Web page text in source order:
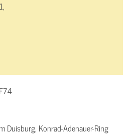
Duisburg, Konrad-Adenauer-Ring